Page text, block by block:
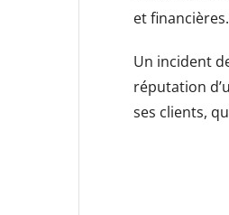
et financières.
Un incident
réputation
ses clients,